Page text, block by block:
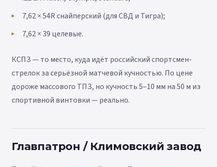
7,62 × 54R снайперский (для СВД и Тигра);
7,62 × 39 целевые.
КСПЗ — то место, куда идёт российский спортсмен-
стрелок за серьёзной матчевой кучностью. По цене
дороже массового ТПЗ, но кучность 5–10 мм на 50 м из
спортивной винтовки — реально.
Главпатрон / Климовский завод